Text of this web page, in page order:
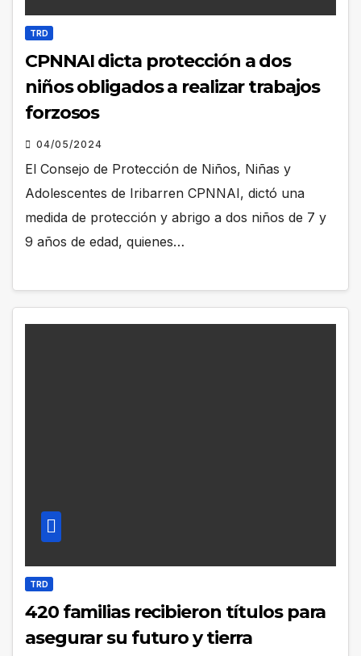
TRD
CPNNAI dicta protección a dos
niños obligados a realizar trabajos
forzosos
04/05/2024
El Consejo de Protección de Niños, Niñas y
Adolescentes de Iribarren CPNNAI, dictó una
medida de protección y abrigo a dos niños de 7 y
9 años de edad, quienes…
TRD
420 familias recibieron títulos para
asegurar su futuro y tierra